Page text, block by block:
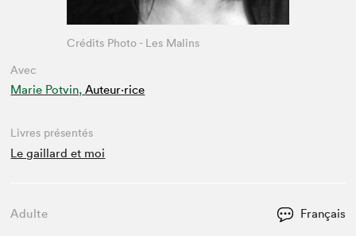
Avec
Marie Potvin, Auteur·rice
Crédits Photo - Les Malins
Livres présentés
Le gaillard et moi
Adulte Français